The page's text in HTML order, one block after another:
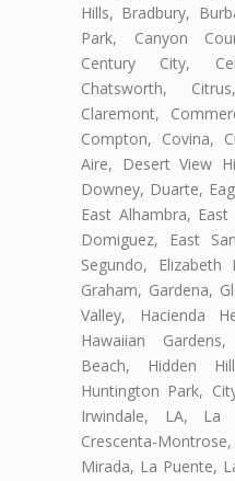
Hills, Bradbury,
Park, Canyon
Century City,
Chatsworth,
Claremont,
Compton, Covina,
Aire, Desert View
Downey, Duarte,
East Alhambra,
Domiguez, East
Segundo, Elizabeth
Graham, Gardena,
Valley, Hacienda
Hawaiian
Beach, Hidden
Huntington Park,
Irwindale, LA, La
Crescenta-
Mirada, La Puente,